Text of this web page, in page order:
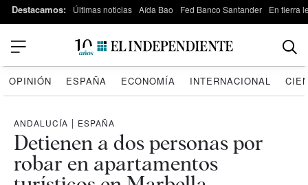
Destacamos: Últimas noticias Aída Bao Fed Banco Santander En tierra
OPINIÓN ESPAÑA ECONOMÍA INTERNACIONAL
ANDALUCÍA | ESPAÑA
Detienen a dos personas por
robar en apartamentos